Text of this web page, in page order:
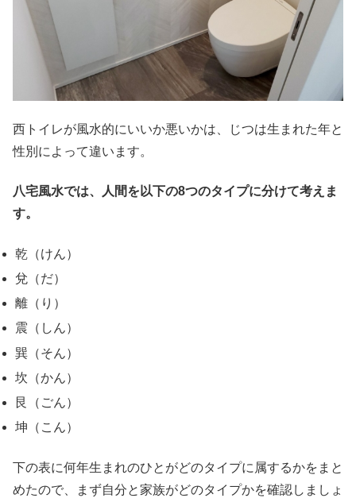
西トイレが風水的にいいか悪いかは、じつは生まれた年と
性別によって違います。
八宅風水では、人間を以下の8つのタイプに分けて考えま
す。
乾（けん）
兌（だ）
離（り）
震（しん）
巽（そん）
坎（かん）
艮（ごん）
坤（こん）
下の表に何年生まれのひとがどのタイプに属するかをまと
めたので、まず自分と家族がどのタイプかを確認しましょ